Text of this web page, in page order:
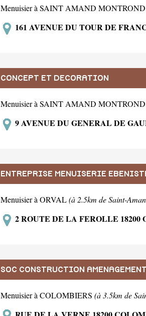
Menuisier à SAINT AMAND MONTROND
161 AVENUE DU TOUR DE
CONCEPT ET DECORATION
Menuisier à SAINT AMAND MONTROND
9 AVENUE DU GENERAL DE
ENTREPRISE MENUISERIE
Menuisier à ORVAL(à 2.5km de Saint-
2 ROUTE DE LA FEROLLE 18200
SOC CONSTRUCTION
Menuisier à COLOMBIERS (à 3.5km de